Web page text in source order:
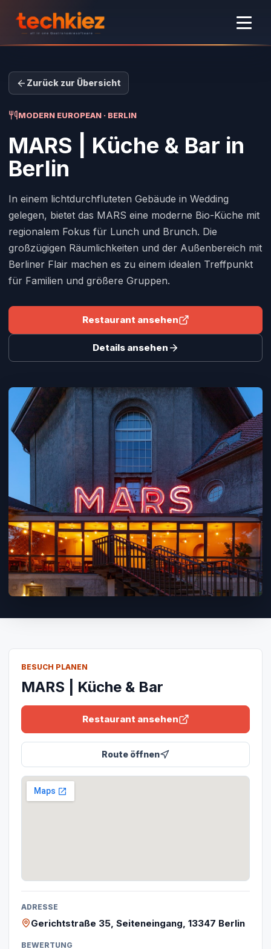
Zurück zur Übersicht
MODERN EUROPEAN · BERLIN
MARS | Küche & Bar in
Berlin
In einem lichtdurchfluteten Gebäude in Wedding
gelegen, bietet das MARS eine moderne Bio-Küche mit
regionalem Fokus für Lunch und Brunch. Die
großzügigen Räumlichkeiten und der Außenbereich mit
Berliner Flair machen es zu einem idealen Treffpunkt
für Familien und größere Gruppen.
Restaurant ansehen
Details ansehen
BESUCH PLANEN
MARS | Küche & Bar
Restaurant ansehen
Route öffnen
ADRESSE
Gerichtstraße 35, Seiteneingang, 13347 Berlin
BEWERTUNG